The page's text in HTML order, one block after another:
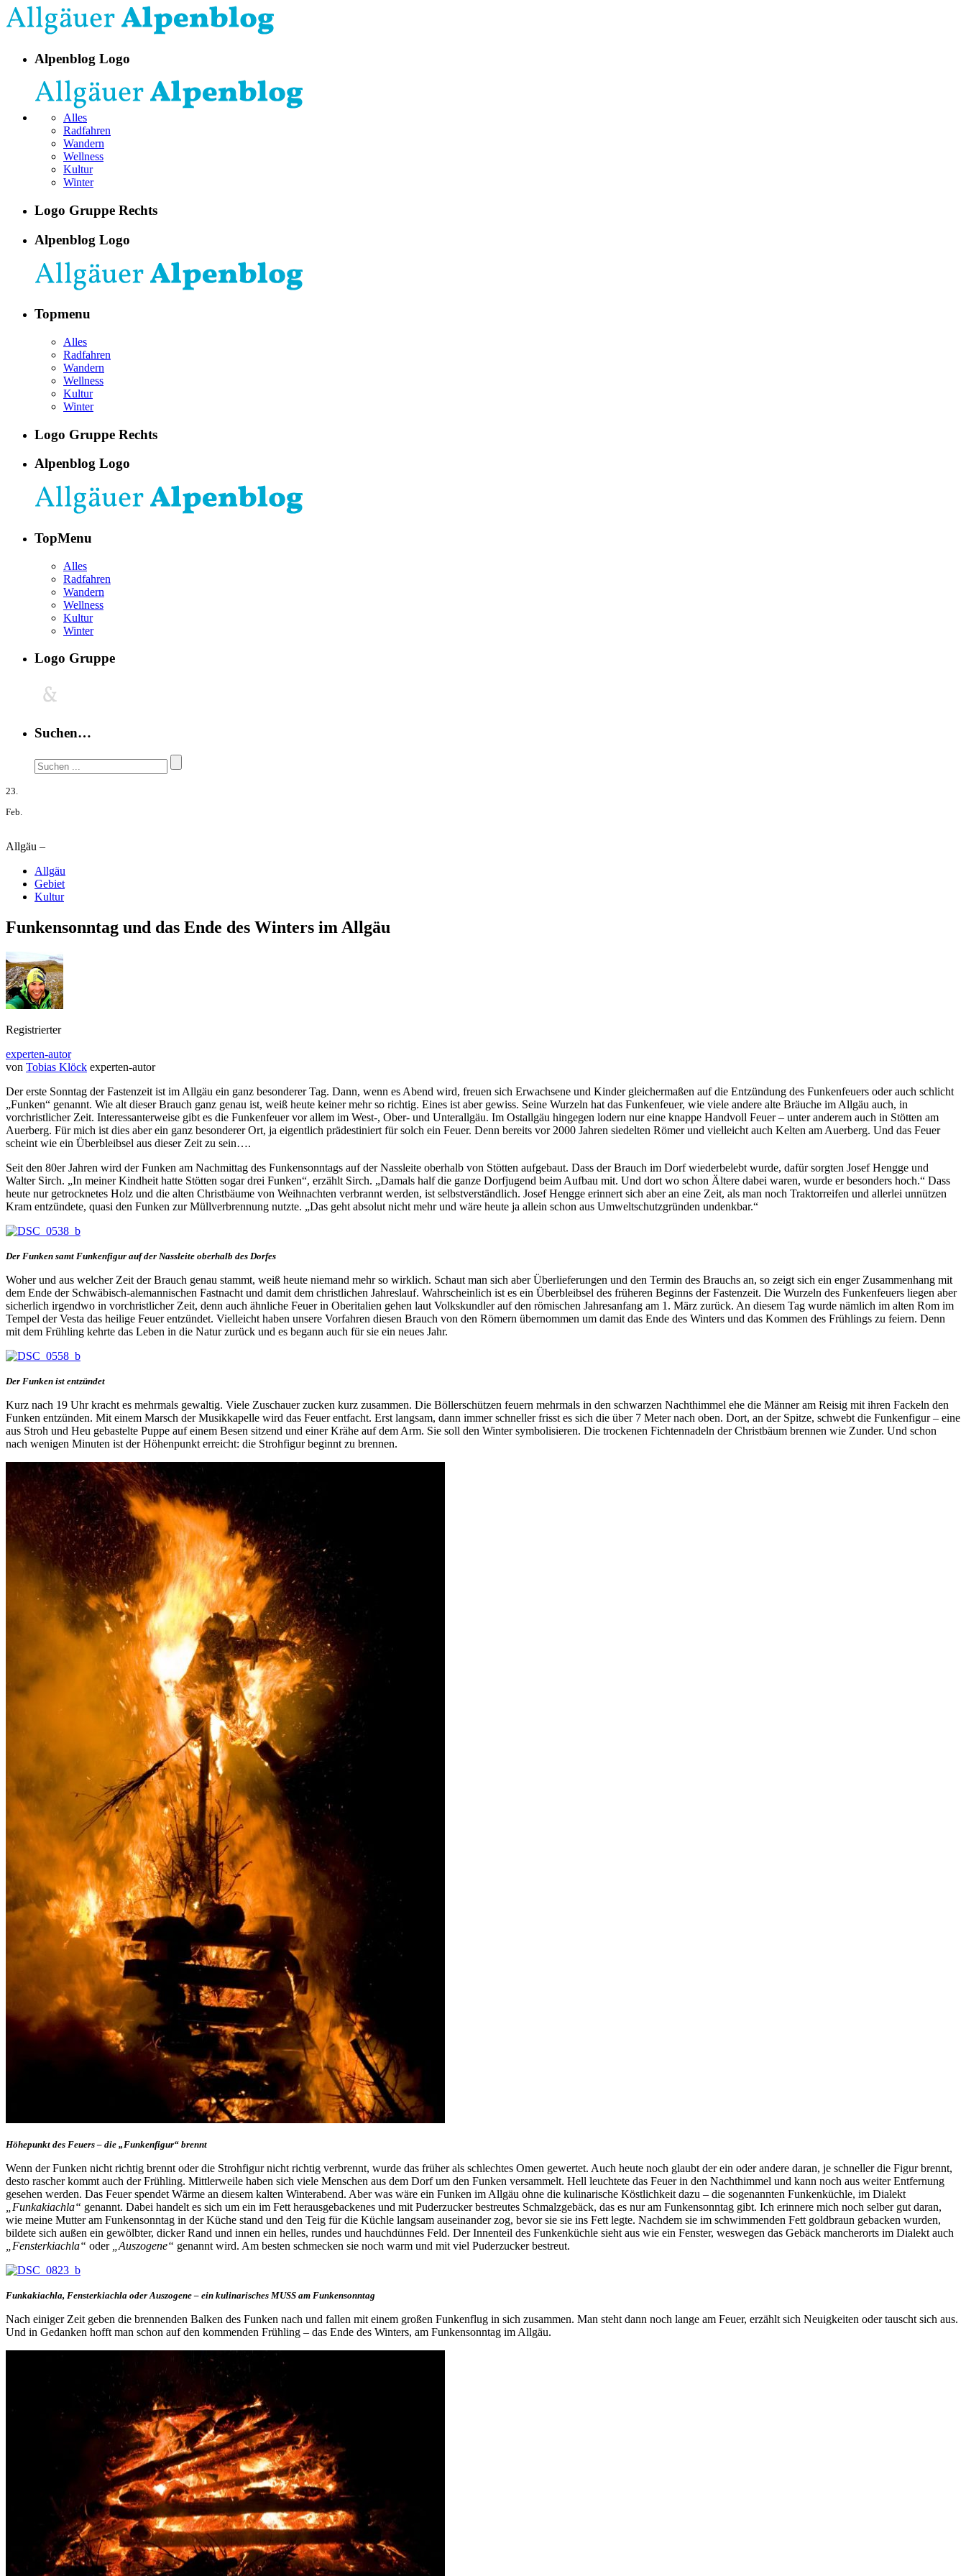
Alpenblog Logo
Alles
Radfahren
Wandern
Wellness
Kultur
Winter
Logo Gruppe Rechts
Alpenblog Logo
Topmenu
Alles
Radfahren
Wandern
Wellness
Kultur
Winter
Logo Gruppe Rechts
Alpenblog Logo
TopMenu
Alles
Radfahren
Wandern
Wellness
Kultur
Winter
Logo Gruppe
Suchen…
23.
Feb.
Allgäu –
Allgäu
Gebiet
Kultur
Funkensonntag und das Ende des Winters im Allgäu
Registrierter
experten-autor
von Tobias Klöck experten-autor
Der erste Sonntag der Fastenzeit ist im Allgäu ein ganz besonderer Tag. Dann, wenn es Abend wird, freuen sich Erwachsene und Kinder gleichermaßen auf die Entzündung des Funkenfeuers oder auch schlicht
„Funken“ genannt. Wie alt dieser Brauch ganz genau ist, weiß heute keiner mehr so richtig. Eines ist aber gewiss. Seine Wurzeln hat das Funkenfeuer, wie viele andere alte Bräuche im Allgäu auch, in
vorchristlicher Zeit. Interessanterweise gibt es die Funkenfeuer vor allem im West-, Ober- und Unterallgäu. Im Ostallgäu hingegen lodern nur eine knappe Handvoll Feuer – unter anderem auch in Stötten am
Auerberg. Für mich ist dies aber ein ganz besonderer Ort, ja eigentlich prädestiniert für solch ein Feuer. Denn bereits vor 2000 Jahren siedelten Römer und vielleicht auch Kelten am Auerberg. Und das Feuer
scheint wie ein Überbleibsel aus dieser Zeit zu sein….
Seit den 80er Jahren wird der Funken am Nachmittag des Funkensonntags auf der Nassleite oberhalb von Stötten aufgebaut. Dass der Brauch im Dorf wiederbelebt wurde, dafür sorgten Josef Hengge und
Walter Sirch. „In meiner Kindheit hatte Stötten sogar drei Funken“, erzählt Sirch. „Damals half die ganze Dorfjugend beim Aufbau mit. Und dort wo schon Ältere dabei waren, wurde er besonders hoch.“ Dass
heute nur getrocknetes Holz und die alten Christbäume von Weihnachten verbrannt werden, ist selbstverständlich. Josef Hengge erinnert sich aber an eine Zeit, als man noch Traktorreifen und allerlei unnützen
Kram entzündete, quasi den Funken zur Müllverbrennung nutzte. „Das geht absolut nicht mehr und wäre heute ja allein schon aus Umweltschutzgründen undenkbar.“
Der Funken samt Funkenfigur auf der Nassleite oberhalb des Dorfes
Woher und aus welcher Zeit der Brauch genau stammt, weiß heute niemand mehr so wirklich. Schaut man sich aber Überlieferungen und den Termin des Brauchs an, so zeigt sich ein enger Zusammenhang mit
dem Ende der Schwäbisch-alemannischen Fastnacht und damit dem christlichen Jahreslauf. Wahrscheinlich ist es ein Überbleibsel des früheren Beginns der Fastenzeit. Die Wurzeln des Funkenfeuers liegen aber
sicherlich irgendwo in vorchristlicher Zeit, denn auch ähnliche Feuer in Oberitalien gehen laut Volkskundler auf den römischen Jahresanfang am 1. März zurück. An diesem Tag wurde nämlich im alten Rom im
Tempel der Vesta das heilige Feuer entzündet. Vielleicht haben unsere Vorfahren diesen Brauch von den Römern übernommen um damit das Ende des Winters und das Kommen des Frühlings zu feiern. Denn
mit dem Frühling kehrte das Leben in die Natur zurück und es begann auch für sie ein neues Jahr.
Der Funken ist entzündet
Kurz nach 19 Uhr kracht es mehrmals gewaltig. Viele Zuschauer zucken kurz zusammen. Die Böllerschützen feuern mehrmals in den schwarzen Nachthimmel ehe die Männer am Reisig mit ihren Fackeln den
Funken entzünden. Mit einem Marsch der Musikkapelle wird das Feuer entfacht. Erst langsam, dann immer schneller frisst es sich die über 7 Meter nach oben. Dort, an der Spitze, schwebt die Funkenfigur – eine
aus Stroh und Heu gebastelte Puppe auf einem Besen sitzend und einer Krähe auf dem Arm. Sie soll den Winter symbolisieren. Die trockenen Fichtennadeln der Christbäum brennen wie Zunder. Und schon
nach wenigen Minuten ist der Höhenpunkt erreicht: die Strohfigur beginnt zu brennen.
Höhepunkt des Feuers – die „Funkenfigur“ brennt
Wenn der Funken nicht richtig brennt oder die Strohfigur nicht richtig verbrennt, wurde das früher als schlechtes Omen gewertet. Auch heute noch glaubt der ein oder andere daran, je schneller die Figur brennt,
desto rascher kommt auch der Frühling. Mittlerweile haben sich viele Menschen aus dem Dorf um den Funken versammelt. Hell leuchtete das Feuer in den Nachthimmel und kann noch aus weiter Entfernung
gesehen werden. Das Feuer spendet Wärme an diesem kalten Winterabend. Aber was wäre ein Funken im Allgäu ohne die kulinarische Köstlichkeit dazu – die sogenannten Funkenküchle, im Dialekt
„Funkakiachla“ genannt. Dabei handelt es sich um ein im Fett herausgebackenes und mit Puderzucker bestreutes Schmalzgebäck, das es nur am Funkensonntag gibt. Ich erinnere mich noch selber gut daran,
wie meine Mutter am Funkensonntag in der Küche stand und den Teig für die Küchle langsam auseinander zog, bevor sie sie ins Fett legte. Nachdem sie im schwimmenden Fett goldbraun gebacken wurden,
bildete sich außen ein gewölbter, dicker Rand und innen ein helles, rundes und hauchdünnes Feld. Der Innenteil des Funkenküchle sieht aus wie ein Fenster, weswegen das Gebäck mancherorts im Dialekt auch
„Fensterkiachla“ oder „Auszogene“ genannt wird. Am besten schmecken sie noch warm und mit viel Puderzucker bestreut.
Funkakiachla, Fensterkiachla oder Auszogene – ein kulinarisches MUSS am Funkensonntag
Nach einiger Zeit geben die brennenden Balken des Funken nach und fallen mit einem großen Funkenflug in sich zusammen. Man steht dann noch lange am Feuer, erzählt sich Neuigkeiten oder tauscht sich aus.
Und in Gedanken hofft man schon auf den kommenden Frühling – das Ende des Winters, am Funkensonntag im Allgäu.